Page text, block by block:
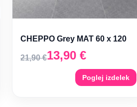
CHEPPO Grey MAT 60 x 120
21,90€13,90 €
Poglej izdelek